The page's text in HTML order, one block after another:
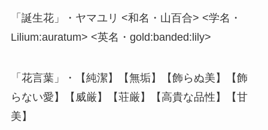
「誕生花」・ヤマユリ <和名・山百合> <学名・
Lilium:auratum> <英名・gold:banded:lily>
「花言葉」・【純潔】【無垢】【飾らぬ美】【飾
らない愛】【威厳】【荘厳】【高貴な品性】【甘
美】